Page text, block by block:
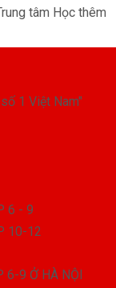
1 Việt Nam"
6 - 9
10-12
6-9 Ở HÀ NỘI